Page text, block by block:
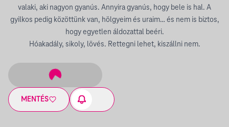
valaki, aki nagyon gyanús. Annyira gyanús, hogy bele is hal. A
gyilkos pedig közöttünk van, hölgyeim és uraim… és nem is biztos,
hogy egyetlen áldozattal beéri.
Hóakadály, sikoly, lövés. Rettegni lehet, kiszállni nem.
MENTÉS